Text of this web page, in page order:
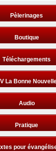
Pèlerinages
Boutique
Téléchargements
La Bonne
Audio
Pratique
pour